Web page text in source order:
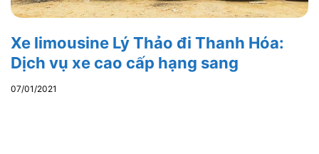
Xe limousine Lý Thảo đi Thanh Hóa:
Dịch vụ xe cao cấp hạng sang
07/01/2021